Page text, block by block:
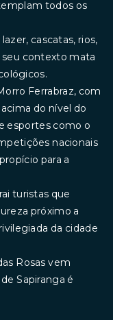
todos os
cascatas, rios,
seu contexto mata
Ferrabraz, com
do nível do
esportes como o
nacionais
para a
turistas que
próximo a
da cidade
Rosas vem
Sapiranga é